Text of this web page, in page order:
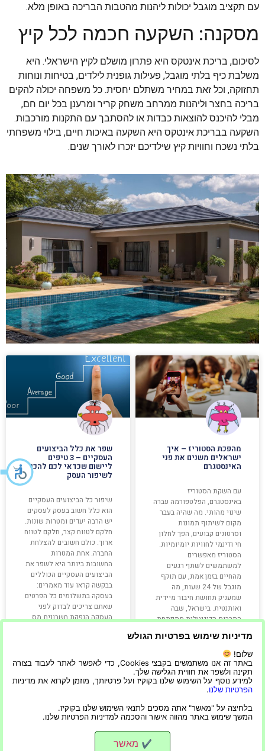
עם תקציב מוגבל יכולות ליהנות מהטבות הבריכה באופן מלא.
מסקנה: השקעה חכמה לכל קיץ
לסיכום, בריכת אינטקס היא פתרון מושלם לקיץ הישראלי. היא
משלבת כיף בלתי מוגבל, פעילות גופנית לילדים, בטיחות ונוחות
תחזוקה, וכל זאת במחיר משתלם יחסית. כל משפחה יכולה להקים
בריכה בחצר וליהנות ממרחב משחק קריר ומרענן בכל יום חם,
מבלי להיכנס להוצאות כבדות או להסתבך עם התקנות מורכבות.
השקעה בבריכת אינטקס היא השקעה באיכות חיים, בילוי משפחתי
בלתי נשכח וחוויות קיץ שילדיכם יזכרו לאורך שנים.
מהפכת הסטוריז – איך
ישראלים משנים את פני
האינסטגרם
עם השקת הסטוריז
באינסטגרם, הפלטפורמה עברה
שינוי מהותי. מה שהיה בעבר
מקום לשיתוף תמונות
וסרטונים קבועים, הפך לחלון
חי ודינמי לחוויות יומיומיות.
הסטוריז מאפשרים
למשתמשים לשתף רגעים
מהחיים בזמן אמת, עם תוקף
מוגבל של 24 שעות, מה
שמעניק תחושת חיבור מיידית
ואותנטית. בישראל, שבה
התרבות הדיגיטלית מתפתחת
קרא עוד »
14/01/2026
שפר את כלל הביצועים
העסקיים – 3 טיפים
ליישום שכדאי לכם להכיר
לשיפור העסק
שיפור כל הביצועים העסקיים
הוא כלל חשוב בעסק לעסקים
יש הרבה יעדים ומטרות שונות.
חלקם לטווח קצר, חלקם לטווח
ארוך. כולם חשובים להצלחת
החברה. אחת המטרות
החשובות ביותר היא לשפר את
הביצועים העסקיים הכוללים
בבקשה קראו עוד מאמרים:
בעסקה בתשלומים כל הפרטים
שאתם צריכים לבדוק לפני
העסקה הנפקת חשבונית מס
קרא עוד »
מדיניות שימוש בפרטיות הגולש
שלום!
באתר זה אנו משתמשים בקבצי Cookies, כדי לאפשר לאתר לעבוד בצורה
תקינה ולשפר את חוויית הגלישה שלך.
למידע נוסף על השימוש שלנו בקוקיז ועל פרטיותך, מוזמן לקרוא את מדיניות
הפרטיות שלנו.
בלחיצה על "מאשר" אתה מסכים לתנאי השימוש שלנו בקוקיז.
המשך שימוש באתר מהווה אישור והסכמה למדיניות הפרטיות שלנו.
✔ מאשר